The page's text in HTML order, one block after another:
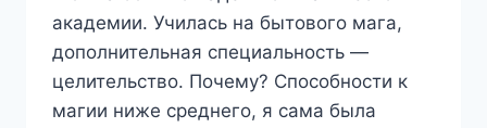
академии. Училась на бытового мага,
дополнительная специальность —
целительство. Почему? Способности к
магии ниже среднего, я сама была